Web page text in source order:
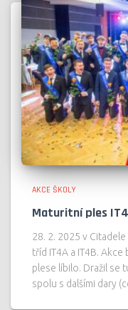
AKCE ŠKOLY
Maturitní ples
28. 2. 2025 v
tříd IT4A a IT4B.
plese líbilo. Dražil se
spolu s dalšími dary